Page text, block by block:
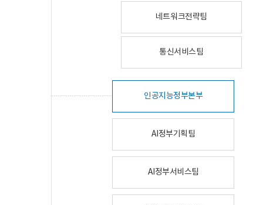
네트워크전략팀
통신서비스팀
인공지능정부본부
AI정부기획팀
AI정부서비스팀